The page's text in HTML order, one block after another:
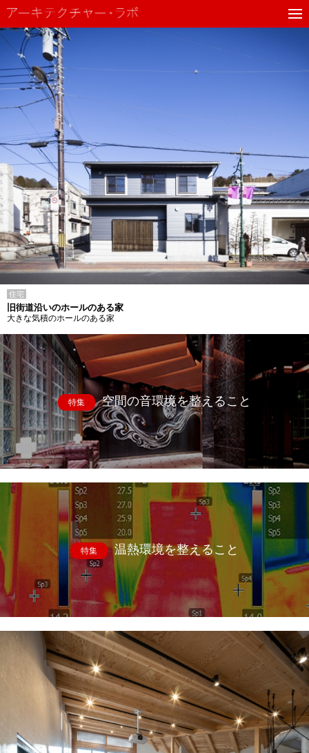
住宅
旧街道沿いのホールのある家
大きな気積のホールのある家
特集 空間の音環境を整えること
特集 温熱環境を整えること